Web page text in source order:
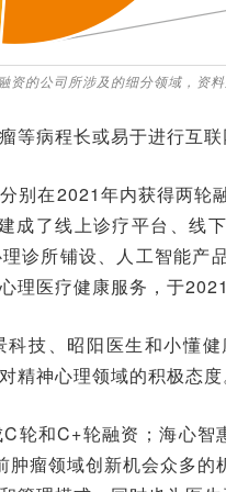
资的公司所涉及的细分领域，资
等病程长或易于进行互联
别在2021年内获得两轮
成了线上诊疗平台、线
诊所铺设、人工智能产
理医疗健康服务，于
技、昭阳医生和小懂
精神心理领域的积极态度
轮和C+轮融资；海心
瘤领域创新机会众多